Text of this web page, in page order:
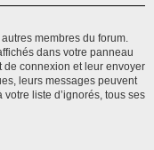
membres du forum.
dans votre panneau
de connexion et leur envoyer
leurs messages peuvent
liste d’ignorés, tous ses